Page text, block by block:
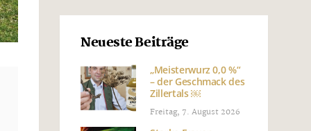
Neueste Beiträge
„Meisterwurz 0,0 %“
– der Geschmack des
Zillertals ￼
Freitag, 7. August 2026